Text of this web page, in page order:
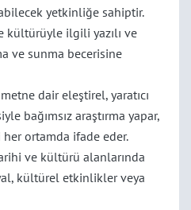
yetkinliğe sahiptir.
kültürüyle ilgili yazılı ve
ve sunma becerisine
dair eleştirel, yaratıcı
bağımsız araştırma yapar,
ortamda ifade eder.
ve kültürü alanlarında
kültürel etkinlikler veya